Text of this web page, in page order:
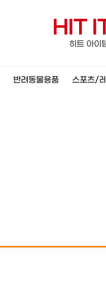
HIT
히트 아이
반려동물용품 스포츠/